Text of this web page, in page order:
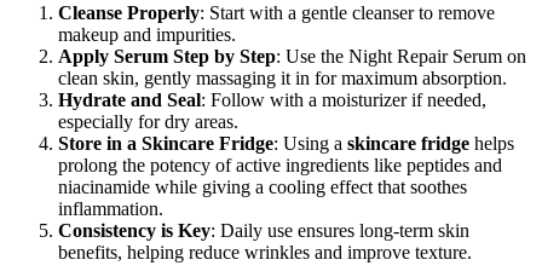
Cleanse Properly: Start with a gentle cleanser to remove
makeup and impurities.
Apply Serum Step by Step: Use the Night Repair Serum on
clean skin, gently massaging it in for maximum absorption.
Hydrate and Seal: Follow with a moisturizer if needed,
especially for dry areas.
Store in a Skincare Fridge: Using a skincare fridge helps
prolong the potency of active ingredients like peptides and
niacinamide while giving a cooling effect that soothes
inflammation.
Consistency is Key: Daily use ensures long-term skin
benefits, helping reduce wrinkles and improve texture.